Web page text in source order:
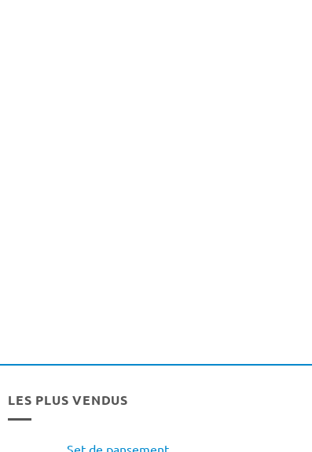
LES PLUS VENDUS
Set de pansement